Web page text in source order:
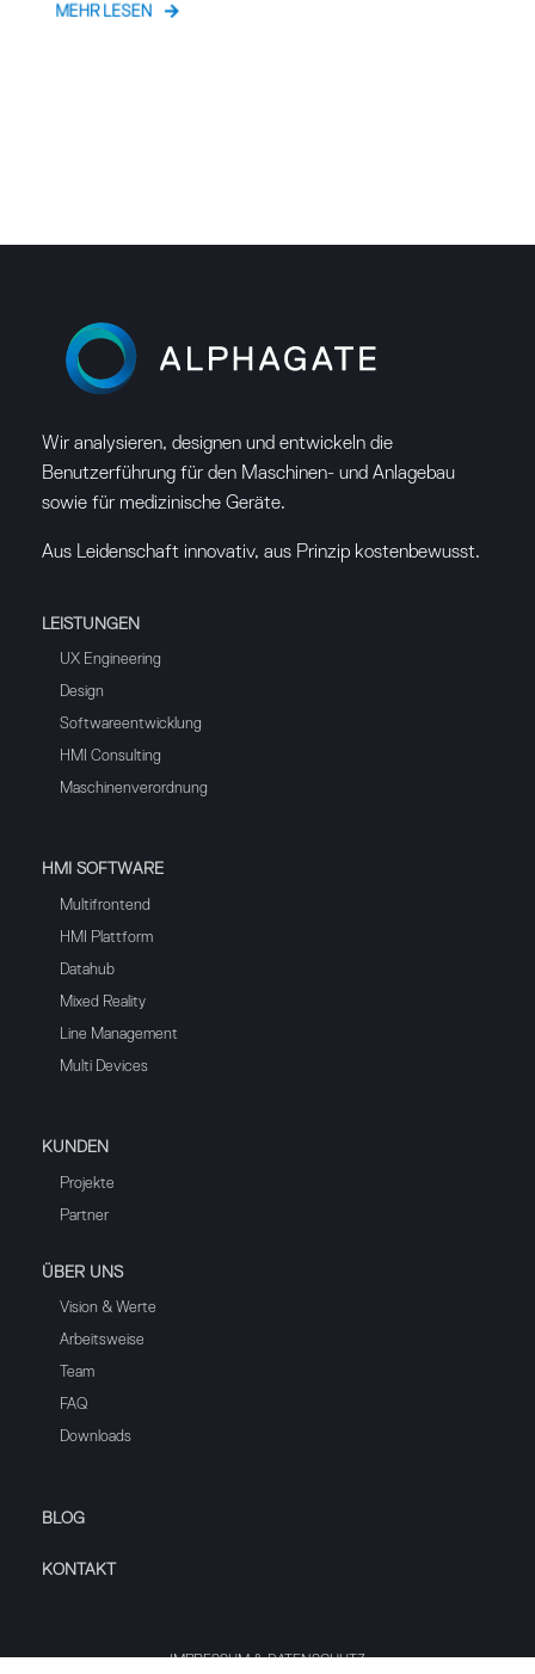
MEHR LESEN
Wir analysieren, designen und entwickeln die
Benutzerführung für den Maschinen- und Anlagebau
sowie für medizinische Geräte.
Aus Leidenschaft innovativ, aus Prinzip kostenbewusst.
LEISTUNGEN
UX Engineering
Design
Softwareentwicklung
HMI Consulting
Maschinenverordnung
HMI SOFTWARE
Multifrontend
HMI Plattform
Datahub
Mixed Reality
Line Management
Multi Devices
KUNDEN
Projekte
Partner
ÜBER UNS
Vision & Werte
Arbeitsweise
Team
FAQ
Downloads
BLOG
KONTAKT
IMPRESSUM & DATENSCHUTZ